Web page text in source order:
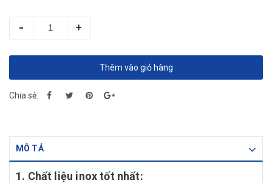
- +
Thêm vào giỏ hàng
Chia sẻ:
MÔ TẢ
1. Chất liệu inox tốt nhất: